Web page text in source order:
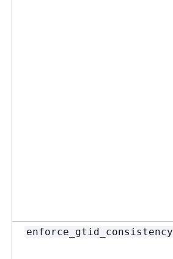
enforce_gtid_consistency